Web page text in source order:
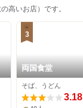
高いお店）です。
3
両国食堂
そば、うどん
3.18